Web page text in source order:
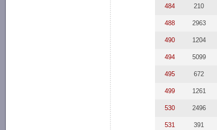
484 210
488 2963
490 1204
494 5099
495 672
499 1261
530 2496
531 391